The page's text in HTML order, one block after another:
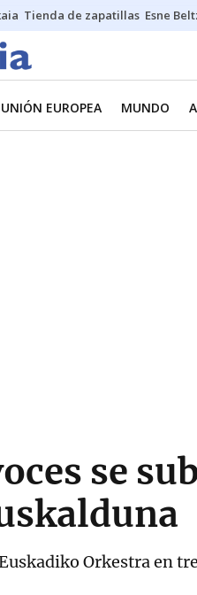
Tienda de zapatillas Esne
UNIÓN EUROPEA MUNDO
se
Orkestra en